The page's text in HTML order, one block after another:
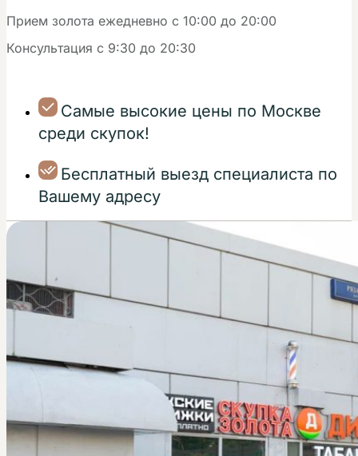
Прием золота ежедневно с 10:00 до 20:00
Консультация с 9:30 до 20:30
Самые высокие цены по Москве
среди скупок!
Бесплатный выезд специалиста по
Вашему адресу